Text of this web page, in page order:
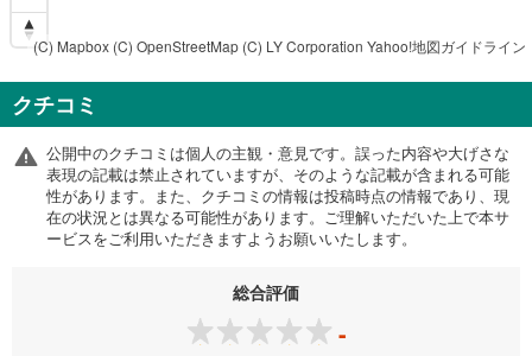
(C) Mapbox (C) OpenStreetMap (C) LY Corporation Yahoo!地図ガイドライン
クチコミ
公開中のクチコミは個人の主観・意見です。誤った内容や大げさな
表現の記載は禁止されていますが、そのような記載が含まれる可能
性があります。また、クチコミの情報は投稿時点の情報であり、現
在の状況とは異なる可能性があります。ご理解いただいた上で本サ
ービスをご利用いただきますようお願いいたします。
総合評価
-